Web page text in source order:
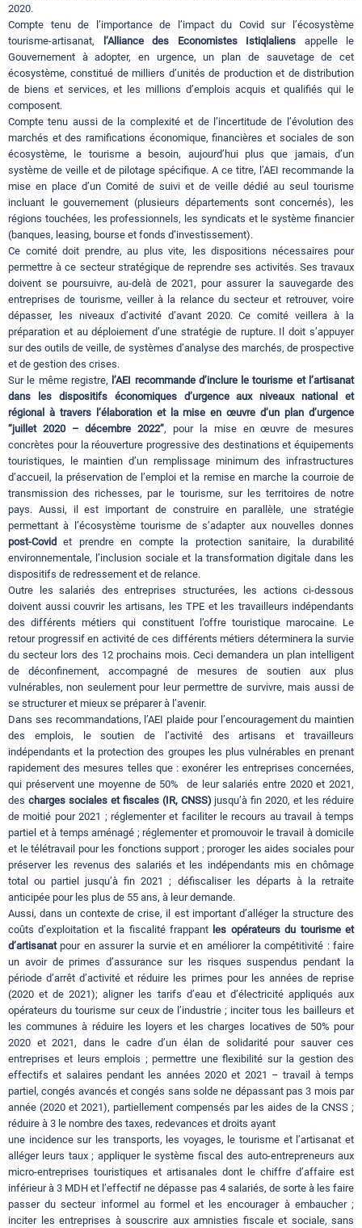
2020.
Compte tenu de l’importance de l’impact du Covid sur l’écosystème
tourisme-artisanat,
l’Alliance des Economistes Istiqlaliens appelle le
Gouvernement à adopter, en urgence, un plan de sauvetage de cet
écosystème, constitué de milliers d’unités de production et de distribution
de biens et services, et les millions d’emplois acquis et qualifiés qui le
composent.
Compte tenu aussi de la complexité et de l’incertitude de l’évolution des
marchés et des ramifications économique, financières et sociales de son
écosystème, le tourisme a besoin, aujourd’hui plus que jamais, d’un
système de veille et de pilotage spécifique. A ce titre, l’AEI recommande la
mise en place d’un Comité de suivi et de veille dédié au seul tourisme
incluant le gouvernement (plusieurs départements sont concernés), les
régions touchées, les professionnels, les syndicats et le système financier
(banques, leasing, bourse et fonds d’investissement).
Ce comité doit prendre, au plus vite, les dispositions nécessaires pour
permettre à ce secteur stratégique de reprendre ses activités. Ses travaux
doivent se poursuivre, au-delà de 2021, pour assurer la sauvegarde des
entreprises de tourisme, veiller à la relance du secteur et retrouver, voire
dépasser, les niveaux d’activité d’avant 2020. Ce comité veillera à la
préparation et au déploiement d’une stratégie de rupture. Il doit s’appuyer
sur des outils de veille, de systèmes d’analyse des marchés, de prospective
et de gestion des crises.
Sur le même registre, l’AEI recommande d’inclure le tourisme et l’artisanat
dans les dispositifs économiques d’urgence aux niveaux national et
régional à travers l’élaboration et la mise en œuvre d’un plan d’urgence
‘‘juillet 2020 – décembre 2022’’, pour la mise en œuvre de mesures
concrètes pour la réouverture progressive des destinations et équipements
touristiques, le maintien d’un remplissage minimum des infrastructures
d’accueil, la préservation de l’emploi et la remise en marche la courroie de
transmission des richesses, par le tourisme, sur les territoires de notre
pays. Aussi, il est important de construire en parallèle, une stratégie
permettant à l’écosystème tourisme de s’adapter aux nouvelles donnes
post-Covid et prendre en compte la protection sanitaire, la durabilité
environnementale, l’inclusion sociale et la transformation digitale dans les
dispositifs de redressement et de relance.
Outre les salariés des entreprises structurées, les actions ci-dessous
doivent aussi couvrir les artisans, les TPE et les travailleurs indépendants
des différents métiers qui constituent l’offre touristique marocaine. Le
retour progressif en activité de ces différents métiers déterminera la survie
du secteur lors des 12 prochains mois. Ceci demandera un plan intelligent
de déconfinement, accompagné de mesures de soutien aux plus
vulnérables, non seulement pour leur permettre de survivre, mais aussi de
se structurer et mieux se préparer à l’avenir.
Dans ses recommandations, l’AEI plaide pour l’encouragement du maintien
des emplois, le soutien de l’activité des artisans et travailleurs
indépendants et la protection des groupes les plus vulnérables en prenant
rapidement des mesures telles que : exonérer les entreprises concernées,
qui préservent une moyenne de 50% de leur salariés entre 2020 et 2021,
des charges sociales et fiscales (IR, CNSS) jusqu’à fin 2020, et les réduire
de moitié pour 2021 ; réglementer et faciliter le recours au travail à temps
partiel et à temps aménagé ; réglementer et promouvoir le travail à domicile
et le télétravail pour les fonctions support ; proroger les aides sociales pour
préserver les revenus des salariés et les indépendants mis en chômage
total ou partiel jusqu’à fin 2021 ; défiscaliser les départs à la retraite
anticipée pour les plus de 55 ans, à leur demande.
Aussi, dans un contexte de crise, il est important d’alléger la structure des
coûts d’exploitation et la fiscalité frappant les opérateurs du tourisme et
d’artisanatpour en assurer la survie et en améliorer la compétitivité : faire
un avoir de primes d’assurance sur les risques suspendus pendant la
période d’arrêt d’activité et réduire les primes pour les années de reprise
(2020 et de 2021); aligner les tarifs d’eau et d’électricité appliqués aux
opérateurs du tourisme sur ceux de l’industrie ; inciter tous les bailleurs et
les communes à réduire les loyers et les charges locatives de 50% pour
2020 et 2021, dans le cadre d’un élan de solidarité pour sauver ces
entreprises et leurs emplois ; permettre une flexibilité sur la gestion des
effectifs et salaires pendant les années 2020 et 2021 – travail à temps
partiel, congés avancés et congés sans solde ne dépassant pas 3 mois par
année (2020 et 2021), partiellement compensés par les aides de la CNSS ;
réduire à 3 le nombre des taxes, redevances et droits ayant
une incidence sur les transports, les voyages, le tourisme et l’artisanat et
alléger leurs taux ; appliquer le système fiscal des auto-entrepreneurs aux
micro-entreprises touristiques et artisanales dont le chiffre d’affaire est
inférieur à 3 MDH et l’effectif ne dépasse pas 4 salariés, de sorte à les faire
passer du secteur informel au formel et les encourager à embaucher ;
inciter les entreprises à souscrire aux amnisties fiscale et sociale, sans